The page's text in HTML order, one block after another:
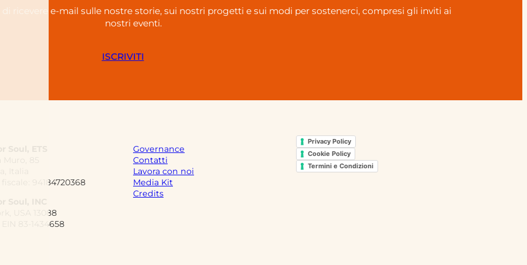
ricevere e-mail sulle nostre storie, sui nostri progetti e sui modi per sostenerci, compresi gli inviti ai
nostri eventi.
ISCRIVITI
fiscale: 94184720368
USA 13088
EIN 83-1434658
Governance
Contatti
Lavora con noi
Media Kit
Credits
Privacy Policy
Cookie Policy
Termini e Condizioni